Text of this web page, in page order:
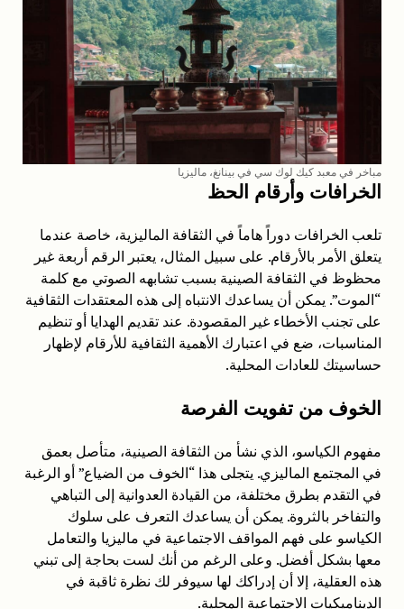
مباخر في معبد كيك لوك سي في بينانغ، ماليزيا
الخرافات وأرقام الحظ
تلعب الخرافات دوراً هاماً في الثقافة الماليزية، خاصة عندما
يتعلق الأمر بالأرقام. على سبيل المثال، يعتبر الرقم أربعة غير
محظوظ في الثقافة الصينية بسبب تشابهه الصوتي مع كلمة
“الموت”. يمكن أن يساعدك الانتباه إلى هذه المعتقدات الثقافية
على تجنب الأخطاء غير المقصودة. عند تقديم الهدايا أو تنظيم
المناسبات، ضع في اعتبارك الأهمية الثقافية للأرقام لإظهار
حساسيتك للعادات المحلية.
الخوف من تفويت الفرصة
مفهوم الكياسو، الذي نشأ من الثقافة الصينية، متأصل بعمق
في المجتمع الماليزي. يتجلى هذا “الخوف من الضياع” أو الرغبة
في التقدم بطرق مختلفة، من القيادة العدوانية إلى التباهي
والتفاخر بالثروة. يمكن أن يساعدك التعرف على سلوك
الكياسو على فهم المواقف الاجتماعية في ماليزيا والتعامل
معها بشكل أفضل. وعلى الرغم من أنك لست بحاجة إلى تبني
هذه العقلية، إلا أن إدراكك لها سيوفر لك نظرة ثاقبة في
الديناميكيات الاجتماعية المحلية.